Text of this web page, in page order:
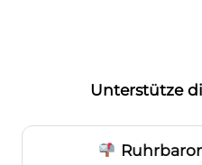
Unterstütze